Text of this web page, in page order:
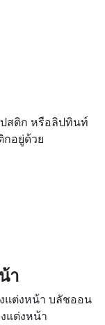
สติก หรือลิปทินท์
อยู่ด้วย
า
ต่งหน้า บลัชออน
แต่งหน้า